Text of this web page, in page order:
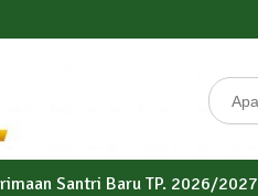
Search
for:
Santri Baru TP. 2026/2027